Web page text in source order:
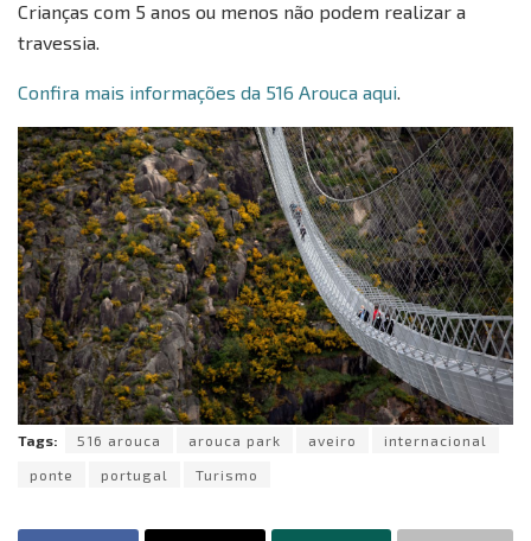
Crianças com 5 anos ou menos não podem realizar a
travessia.
Confira mais informações da 516 Arouca aqui.
Tags: 516 arouca arouca park aveiro internacional
ponte portugal Turismo